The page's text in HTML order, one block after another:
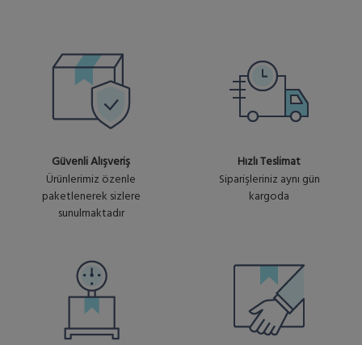
Güvenli Alışveriş
Ürünlerimiz özenle
paketlenerek sizlere
sunulmaktadır
Hızlı Teslimat
Siparişleriniz aynı gün
kargoda